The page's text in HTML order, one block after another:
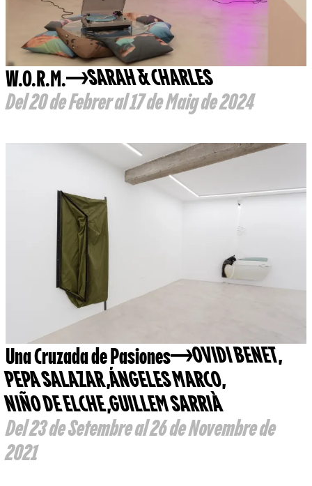
W.O.R.M.
SARAH & CHARLES
Del 20 de Febrer al 17 de Maig de 2024
Una Cruzada de Pasiones OVIDI BENET,
PEPA SALAZAR,ÁNGELES MARCO,
NIÑO DE ELCHE,GUILLEM SARRIÀ
Del 23 de Setembre al 26 de Novembre de
2021